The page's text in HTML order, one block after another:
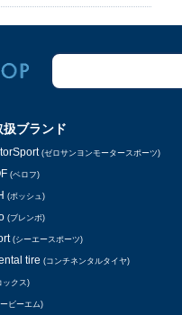
扱ブランド
(ゼロサンヨンモータースポーツ)
(ベロフ)
(ボッシュ)
(ブレンボ)
(シーエースポーツ)
tire (コンチネンタルタイヤ)
ックス)
ビーエム)